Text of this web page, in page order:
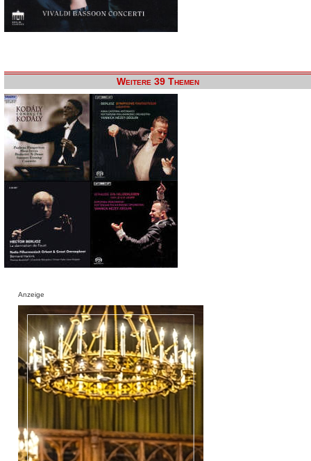
Weitere 39 Themen
Anzeige